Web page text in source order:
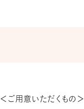
＜ご用意いただくもの＞